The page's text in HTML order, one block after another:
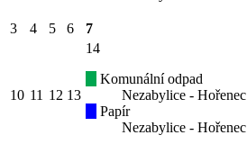
3 4 5 6 7
10 11 12 13
14
Komunální odpad
Nezabylice - Hořenec
Papír
Nezabylice - Hořenec